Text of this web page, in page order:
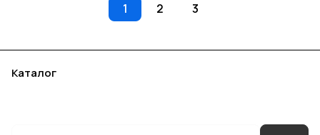
1 2 3
Каталог